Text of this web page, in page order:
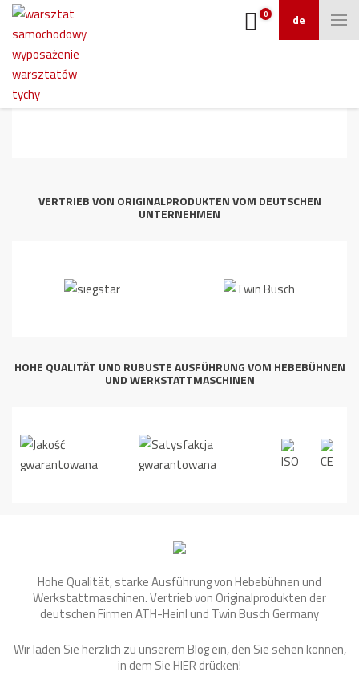
de
0
6
VERTRIEB VON ORIGINALPRODUKTEN VOM DEUTSCHEN
UNTERNEHMEN
HOHE QUALITÄT UND RUBUSTE AUSFÜHRUNG VOM HEBEBÜHNEN
UND WERKSTATTMASCHINEN
Hohe Qualität, starke Ausführung von Hebebühnen und
Werkstattmaschinen. Vertrieb von Originalprodukten der
deutschen Firmen ATH-Heinl und Twin Busch Germany
Wir laden Sie herzlich zu unserem Blog ein, den Sie sehen können,
in dem SieHIER drücken!